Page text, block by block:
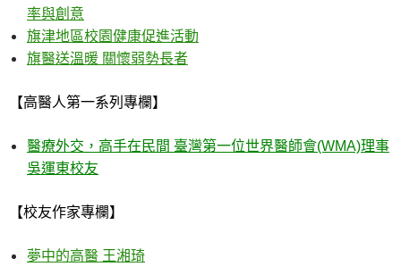
率與創意
旗津地區校園健康促進活動
旗醫送溫暖 關懷弱勢長者
【高醫人第一系列專欄】
醫療外交，高手在民間 臺灣第一位世界醫師會(WMA)理事
吳運東校友
【校友作家專欄】
夢中的高醫 王湘琦